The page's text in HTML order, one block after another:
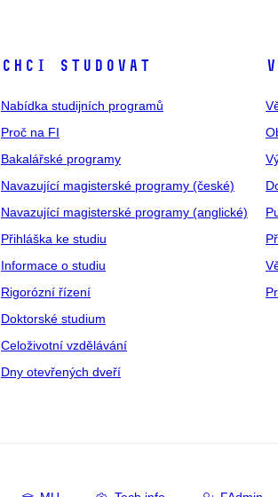
CHCI STUDOVAT
Nabídka studijních programů
Proč na FI
Bakalářské programy
Navazující magisterské programy (české)
Navazující magisterské programy (anglické)
Přihláška ke studiu
Informace o studiu
Rigorózní řízení
Doktorské studium
Celoživotní vzdělávání
Dny otevřených dveří